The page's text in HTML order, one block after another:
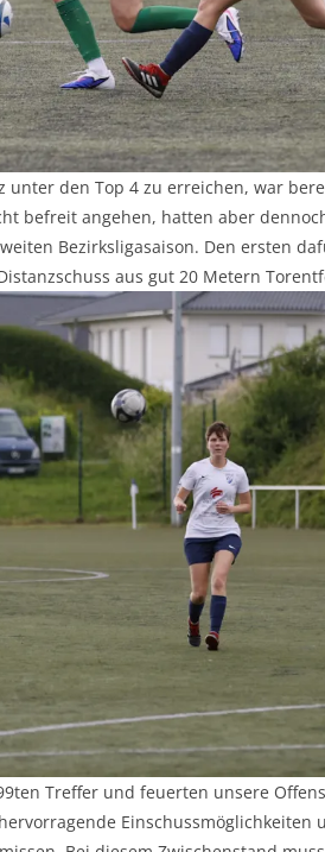
unter den Top 4 zu erreichen, war
befreit angehen, hatten aber
Bezirksligasaison. Den ersten
aus gut 20 Metern
Treffer und feuerten unsere
Einschussmöglichkeiten